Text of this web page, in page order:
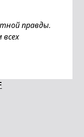
правды.